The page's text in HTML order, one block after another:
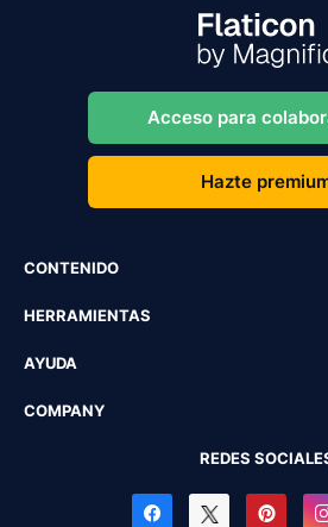
Acceso para
Hazte
CONTENIDO
HERRAMIENTAS
AYUDA
COMPANY
REDES